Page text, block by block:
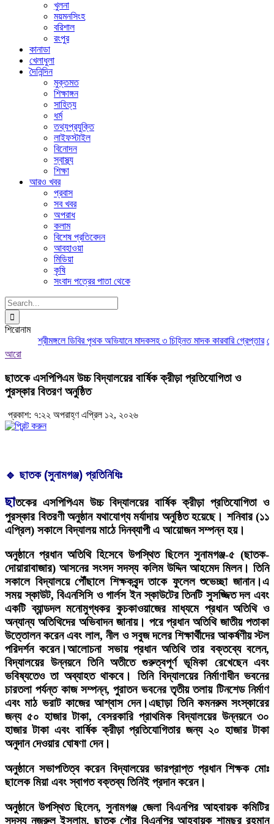
খুলনা
ময়মনসিংহ
বরিশাল
রংপুর
কানাডা
খেলাধুলা
দৈনিন্দিন
মুক্তমত
শিক্ষাঙ্গন
সাহিত্য
ধর্ম
তথ্যপ্রযুক্তি
লাইফস্টাইল
বিনোদন
স্বাস্থ্য
শিক্ষা
আরও খবর
প্রবাস
সব খবর
অপরাধ
কলাম
বিশেষ প্রতিবেদন
আবহাওয়া
মিডিয়া
কৃষি
সংবাদ পত্রের পাতা থেকে
Search
for:
শিরোনাম
শ্রীমঙ্গলে ডিবির পৃথক অভিযানে মাদকসহ ৩ চিহ্নিত মাদক কারবারি গ্রেপ্তার
আরো
ছাতকে এসপিপিএম উচ্চ বিদ্যালয়ের বার্ষিক ক্রীড়া প্রতিযোগিতা ও
পুরস্কার বিতরণ অনুষ্ঠিত
প্রকাশ: ৭:২২ অপরাহ্ণ এপ্রিল ১২, ২০২৬
🔹 ছাতক (সুনামগঞ্জ) প্রতিনিধিঃ
ছাতকের এসপিপিএম উচ্চ বিদ্যালয়ের বার্ষিক ক্রীড়া প্রতিযোগিতা ও
পুরস্কার বিতরণী অনুষ্ঠান যথাযোগ্য মর্যাদায় অনুষ্ঠিত হয়েছে। শনিবার (১১
এপ্রিল) সকালে বিদ্যালয় মাঠে দিনব্যাপী এ আয়োজন সম্পন্ন হয়।
অনুষ্ঠানে প্রধান অতিথি হিসেবে উপস্থিত ছিলেন সুনামগঞ্জ-৫ (ছাতক-
দোয়ারাবাজার) আসনের সংসদ সদস্য কলিম উদ্দিন আহমেদ মিলন। তিনি
সকালে বিদ্যালয়ে পৌঁছালে শিক্ষকবৃন্দ তাকে ফুলেল শুভেচ্ছা জানান।এ
সময় স্কাউট, বিএনসিসি ও গার্লস ইন স্কাউটের তিনটি সুসজ্জিত দল এবং
একটি ব্যান্ডদল মনোমুগ্ধকর কুচকাওয়াজের মাধ্যমে প্রধান অতিথি ও
অন্যান্য অতিথিদের অভিবাদন জানায়। পরে প্রধান অতিথি জাতীয় পতাকা
উত্তোলন করেন এবং লাল, নীল ও সবুজ দলের শিক্ষার্থীদের আকর্ষণীয় স্টল
পরিদর্শন করেন।আলোচনা সভায় প্রধান অতিথি তার বক্তব্যে বলেন,
বিদ্যালয়ের উন্নয়নে তিনি অতীতে গুরুত্বপূর্ণ ভূমিকা রেখেছেন এবং
ভবিষ্যতেও তা অব্যাহত থাকবে। তিনি বিদ্যালয়ের নির্মাণাধীন ভবনের
চারতলা পর্যন্ত কাজ সম্পন্ন, পুরাতন ভবনের তৃতীয় তলায় টিনশেড নির্মাণ
এবং মাঠ ভরাট কাজের আশ্বাস দেন।এছাড়া তিনি কমনরুম সংস্কারের
জন্য ৫০ হাজার টাকা, বেসরকারি প্রাথমিক বিদ্যালয়ের উন্নয়নে ৩০
হাজার টাকা এবং বার্ষিক ক্রীড়া প্রতিযোগিতার জন্য ২০ হাজার টাকা
অনুদান দেওয়ার ঘোষণা দেন।
অনুষ্ঠানে সভাপতিত্ব করেন বিদ্যালয়ের ভারপ্রাপ্ত প্রধান শিক্ষক মোঃ
ছালেক মিয়া এবং স্বাগত বক্তব্য তিনিই প্রদান করেন।
অনুষ্ঠানে উপস্থিত ছিলেন, সুনামগঞ্জ জেলা বিএনপির আহবায়ক কমিটির
সদস্য নজরুল ইসলাম, ছাতক পৌর বিএনপির আহবায়ক শামছুর রহমান